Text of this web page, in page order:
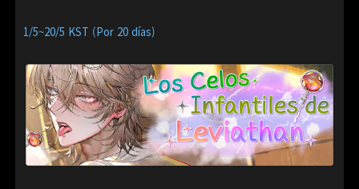
1/5~20/5 KST (Por 20 días)